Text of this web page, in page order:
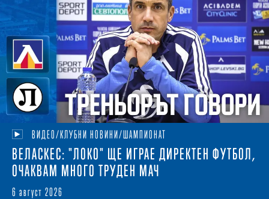
ВИДЕО/КЛУБНИ НОВИНИ/ШАМПИОНАТ
ВЕЛАСКЕС: "ЛОКО" ЩЕ ИГРАЕ ДИРЕКТЕН ФУТБОЛ,
ОЧАКВАМ МНОГО ТРУДЕН МАЧ
6 август 2026